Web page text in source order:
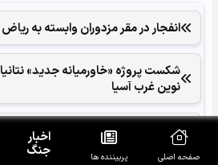
انفجار در مقر مزدوران وابسته به
شکست پروژه «خاورمیانه جدید»
نوین غرب آسیا
پاسخ قالیباف به ترامپ: این
خورده است
صفحه اصلی پربیننده ها
اخبار
جنگ